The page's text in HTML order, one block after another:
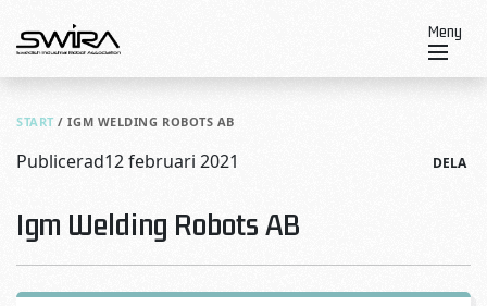
Meny
START / IGM WELDING ROBOTS AB
Publicerad12 februari 2021 DELA
Igm Welding Robots AB